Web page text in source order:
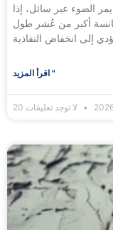
يمر الضوء عبر سائل، إذا
أكبر من عُشر طول
اقرأ المزيد "
لا توجد تعليقات